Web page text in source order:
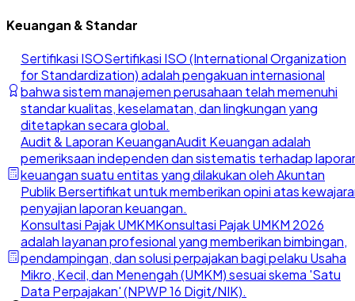
Keuangan & Standar
Sertifikasi ISOSertifikasi ISO (International Organization
for Standardization) adalah pengakuan internasional
bahwa sistem manajemen perusahaan telah memenuhi
standar kualitas, keselamatan, dan lingkungan yang
ditetapkan secara global.
Audit & Laporan KeuanganAudit Keuangan adalah
pemeriksaan independen dan sistematis terhadap
keuangan suatu entitas yang dilakukan oleh Akuntan
Publik Bersertifikat untuk memberikan opini atas
penyajian laporan keuangan.
Konsultasi Pajak UMKMKonsultasi Pajak UMKM 2026
adalah layanan profesional yang memberikan bimbingan,
pendampingan, dan solusi perpajakan bagi pelaku Usaha
Mikro, Kecil, dan Menengah (UMKM) sesuai skema 'Satu
Data Perpajakan' (NPWP 16 Digit/NIK).